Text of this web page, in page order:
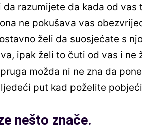
da razumijete da kada od
ne pokušava vas
želi da suosjećate s
ipak želi to čuti od vas i ne
možda ni ne zna da
put kad poželite
nešto znače.